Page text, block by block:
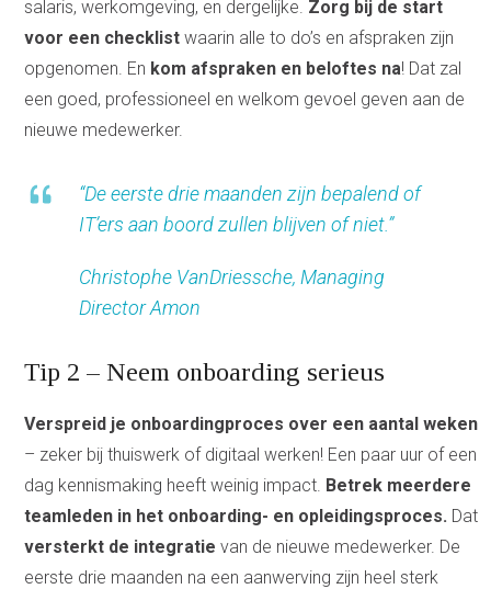
salaris, werkomgeving, en dergelijke. Zorg bij de start
voor een checklist waarin alle to do’s en afspraken zijn
opgenomen. En kom afspraken en beloftes na! Dat zal
een goed, professioneel en welkom gevoel geven aan de
nieuwe medewerker.
“De eerste drie maanden zijn bepalend of
IT’ers aan boord zullen blijven of niet.”
Christophe VanDriessche, Managing
Director Amon
Tip 2 – Neem onboarding serieus
Verspreid je onboardingproces over een aantal weken
– zeker bij thuiswerk of digitaal werken! Een paar uur of een
dag kennismaking heeft weinig impact. Betrek meerdere
teamleden in het onboarding- en opleidingsproces. Dat
versterkt de integratie van de nieuwe medewerker. De
eerste drie maanden na een aanwerving zijn heel sterk